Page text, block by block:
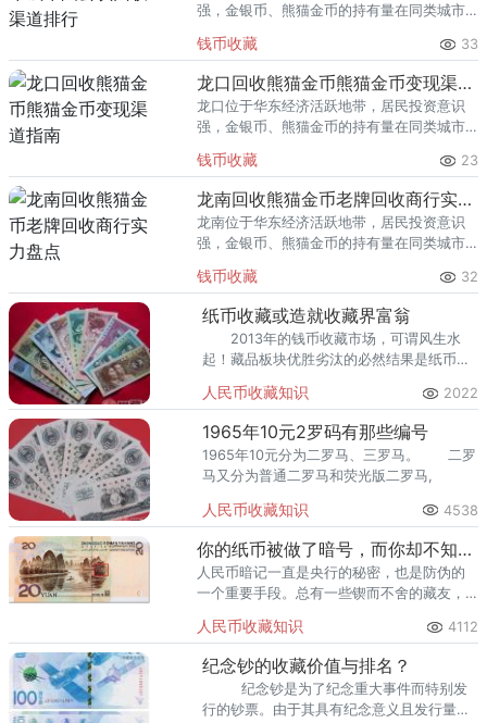
强，金银币、熊猫金币的持有量在同类城市
熊猫金币的需求就明显升温，但鱼龙混杂的
回收渠道里，能精准识别版别溢
钱币收藏 33
龙口回收熊猫金币熊猫金币变现渠道指南
龙口位于华东经济活跃地带，居民投资意识
强，金银币、熊猫金币的持有量在同类城市
熊猫金币的需求就明显升温，但鱼龙混杂的
回收渠道里，能精准识别版别溢
钱币收藏 23
龙南回收熊猫金币老牌回收商行实力盘点
龙南位于华东经济活跃地带，居民投资意识
强，金银币、熊猫金币的持有量在同类城市
熊猫金币的需求就明显升温，但鱼龙混杂的
回收渠道里，能精准识别版别溢
钱币收藏 32
纸币收藏或造就收藏界富翁
2013年的钱币收藏市场，可谓风生水
起！藏品板块优胜劣汰的必然结果是纸币成
有限的几个品种，有限的存世量，巨量的沉
淀消耗。
人民币收藏知识 2022
1965年10元2罗码有那些编号
1965年10元分为二罗马、三罗马。 二罗
马又分为普通二罗马和荧光版二罗马,
人民币收藏知识 4538
你的纸币被做了暗号，而你却不知道！
人民币暗记一直是央行的秘密，也是防伪的
一个重要手段。总有一些锲而不舍的藏友，
中的暗记，并乐享其中。今天小易就和大家
来谈谈，人民币上暗记那些事。
人民币收藏知识 4112
纪念钞的收藏价值与排名？
行的钞票。由于其具有纪念意义且发行量